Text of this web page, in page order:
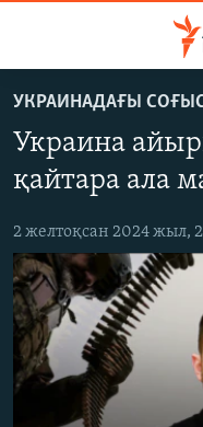
to
main
content
Skip
to
main
Navigation
Skip
Search
ЖАҢАЛЫҚТАР
САЯСАТ
AZATTYQTV
ҚАҢТАР ОҚИҒАСЫ
АДАМ ҚҰҚЫҚТАРЫ
ӘЛЕУМЕТ
ӘЛЕМ
АРНАЙЫ ЖОБАЛАР
УКРАИНАДАҒЫ
Украина
қайтара ала
2 желтоқсан 2024 жыл,
No media